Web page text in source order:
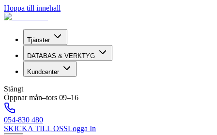
Hoppa till innehall
Tjänster
DATABAS & VERKTYG
Kundcenter
Stängt
Öppnar mån–tors 09–16
054-830 480
SKICKA TILL OSSLogga In